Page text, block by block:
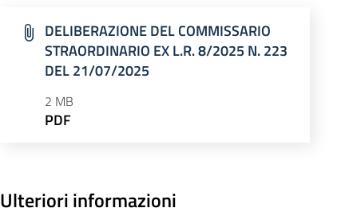
DELIBERAZIONE DEL COMMISSARIO
STRAORDINARIO EX L.R. 8/2025 N. 223
DEL 21/07/2025
2 MB
PDF
Ulteriori informazioni